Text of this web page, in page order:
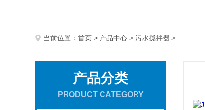
当前位置： 首页 > 产品中心 > 污水搅拌器 >
产品分类
PRODUCT CATEGORY